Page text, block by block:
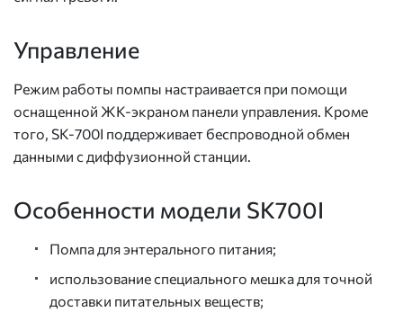
Управление
Режим работы помпы настраивается при помощи
оснащенной ЖК-экраном панели управления. Кроме
того, SK-700I поддерживает беспроводной обмен
данными с диффузионной станции.
Особенности модели SK700I
Помпа для энтерального питания;
использование специального мешка для точной
доставки питательных веществ;